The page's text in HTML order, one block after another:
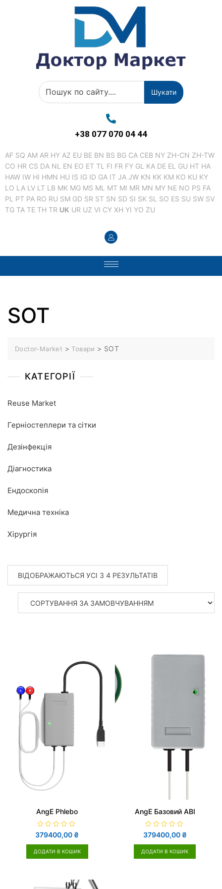
Шукати
+38 077 070 04 44
AF SQ AM AR HY AZ EU BE BN BS BG CA CEB NY ZH-CN ZH-TW
CO HR CS DA NL EN EO ET TL FI FR FY GL KA DE EL GU HT HA
HAW IW HI HMN HU IS IG ID GA IT JA JW KN KK KM KO KU KY
LO LA LV LT LB MK MG MS ML MT MI MR MN MY NE NO PS FA
PL PT PA RO RU SM GD SR ST SN SD SI SK SL SO ES SU SW SV
TG TA TE TH TR UK UR UZ VI CY XH YI YO ZU
SOT
Doctor-Market > Товари > SOT
КАТЕГОРІЇ
Reuse Market
Герніостеплери та сітки
Дезінфекція
Діагностика
Ендоскопія
Медична техніка
Хірургія
ВІДОБРАЖАЮТЬСЯ УСІ З 4 РЕЗУЛЬТАТІВ
AngE Phlebo
О
ц
і
н
з
379400,00 ₴
ДОДАТИ В КОШИК
AngE Базовий АВІ
О
ц
і
н
379400,00 ₴
ДОДАТИ В КОШИК